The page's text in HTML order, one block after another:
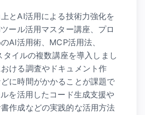
とAI活用による技術力強化を
ール活用マスター講座、プロ
AI活用術、MCP活用法、
イルの複数講座を導入しまし
ける調査やドキュメント作
に時間がかかることが課題で
を活用したコード生成支援や
作成などの実践的な活用方法